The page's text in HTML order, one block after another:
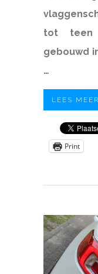
tot teen
gebouwd
…
LEES MEER
Print